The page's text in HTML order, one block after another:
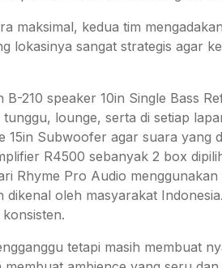
maksimal, kedua tim
lokasinya sangat strategis agar
210 speaker 10in Single Bass
lounge, serta di setiap
15in Subwoofer agar suara yang
R4500 sebanyak 2 box
Rhyme Pro Audio
dikenal oleh masyarakat
tetapi masih membuat